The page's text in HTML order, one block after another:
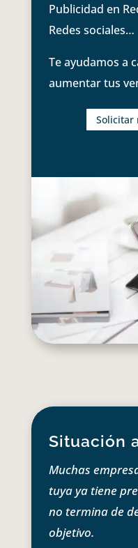
Publicidad en
Redes sociales…
Te ayudamos a
aumentar tus
Solicitar
Situación
Muchas
tuya ya tiene
no termina de
objetivo.